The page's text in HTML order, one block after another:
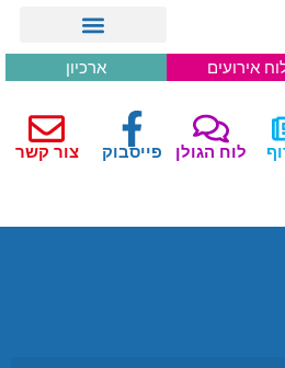
אירועים ארכיון
לוח הגולן פייסבוק צור קשר